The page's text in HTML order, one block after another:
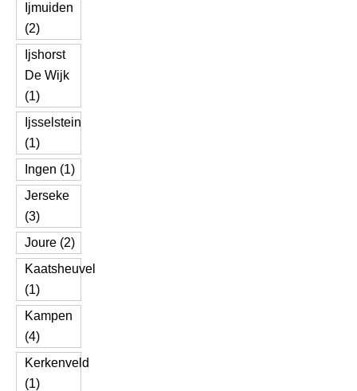
Ijmuiden
(2)
Ijshorst
De Wijk
(1)
Ijsselstein
(1)
Ingen (1)
Jerseke
(3)
Joure (2)
Kaatsheuvel
(1)
Kampen
(4)
Kerkenveld
(1)